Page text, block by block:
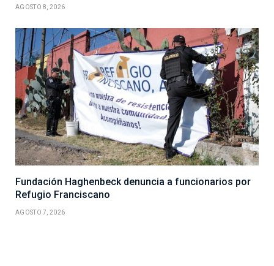
AGOSTO 8, 2026
Fundación Haghenbeck denuncia a funcionarios por
Refugio Franciscano
AGOSTO 7, 2026